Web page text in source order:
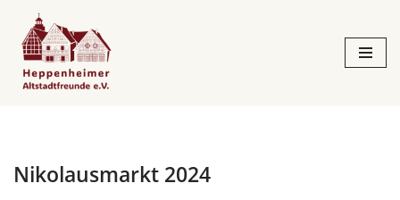
Zum
Inhalt
springen
Nikolausmarkt 2024